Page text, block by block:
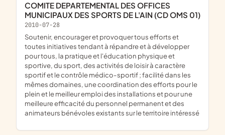
COMITE DEPARTEMENTAL DES OFFICES
MUNICIPAUX DES SPORTS DE L'AIN (CD OMS 01)
2010-07-28
soutenir, encourager et provoquer tous efforts et
toutes initiatives tendant à répandre et à développer
pour tous, la pratique et l'éducation physique et
sportive, du sport, des activités de loisir à caractère
sportif et le contrôle médico-sportif ; facilité dans les
mêmes domaines, une coordination des efforts pour le
plein et le meilleur emploi des installations et pour une
meilleure efficacité du personnel permanent et des
animateurs bénévoles existants sur le territoire intéressé